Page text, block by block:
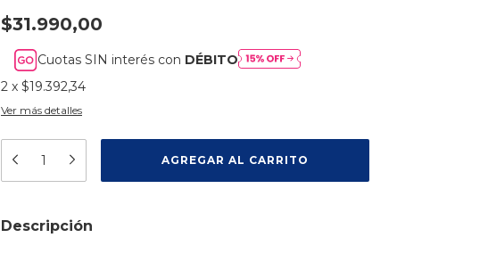
$31.990,00
Cuotas SIN interés con DÉBITO
2 x $19.392,34
Ver más detalles
Descripción